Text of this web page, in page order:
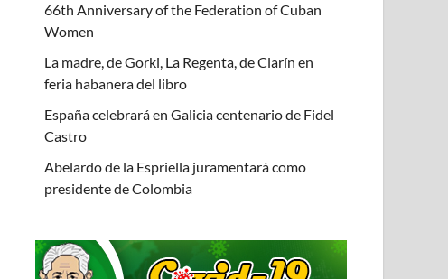
66th Anniversary of the Federation of Cuban
Women
La madre, de Gorki, La Regenta, de Clarín en
feria habanera del libro
España celebrará en Galicia centenario de Fidel
Castro
Abelardo de la Espriella juramentará como
presidente de Colombia